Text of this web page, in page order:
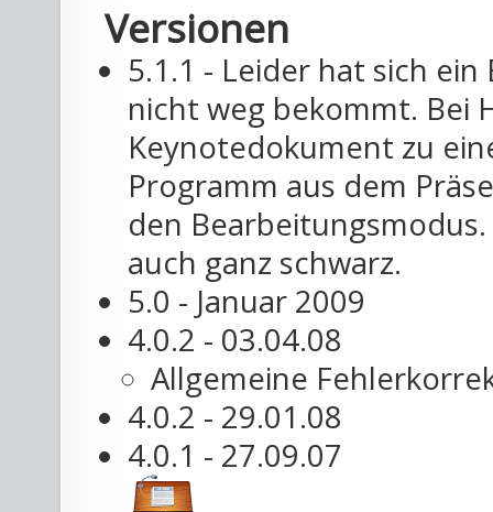
Versionen
5.1.1 - Leider hat sich
nicht weg bekommt. Bei
Keynotedokument zu
Programm aus dem
den
auch ganz schwarz.
5.0 - Januar 2009
4.0.2 - 03.04.08
Allgemeine
4.0.2 - 29.01.08
4.0.1 - 27.09.07